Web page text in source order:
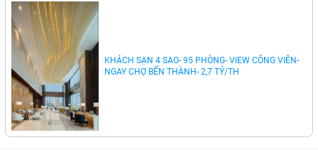
KHÁCH SẠN 4 SAO- 95 PHÒNG- VIEW CÔNG VIÊN-
NGAY CHỢ BẾN THÀNH- 2,7 TỶ/TH